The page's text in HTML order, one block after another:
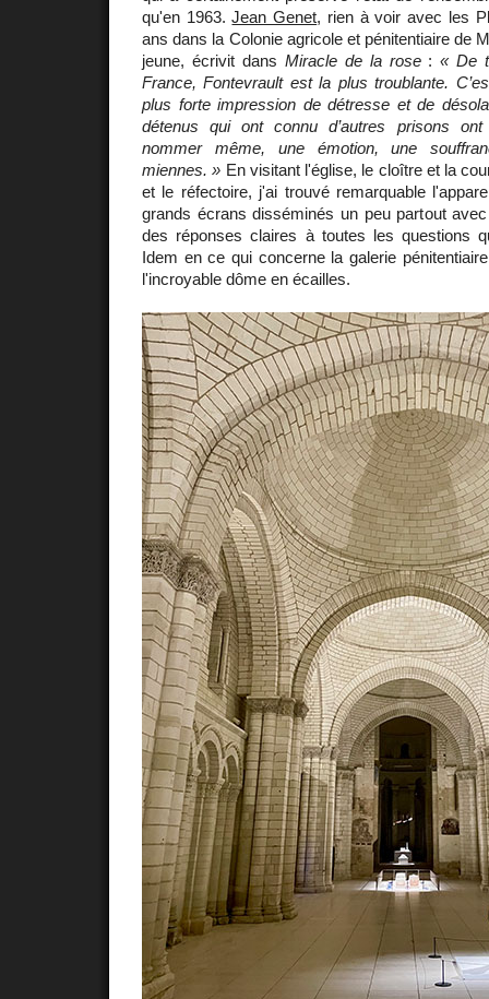
qu'en 1963.Jean Genet, rien à voir avec les
ans dans la Colonie agricole et pénitentiaire de
jeune, écrivit dans Miracle de la rose:« De
France, Fontevrault est la plus troublante.
plus forte impression de détresse et de
détenus qui ont connu d’autres prisons ont
nommer même, une émotion, une
miennes. » En visitant l'église, le cloître et la
et le réfectoire, j'ai trouvé remarquable
grands écrans disséminés un peu partout
des réponses claires à toutes les questions
Idem en ce qui concerne la galerie
l'incroyable dôme en écailles.